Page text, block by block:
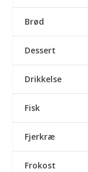
Brød
Dessert
Drikkelse
Fisk
Fjerkræ
Frokost